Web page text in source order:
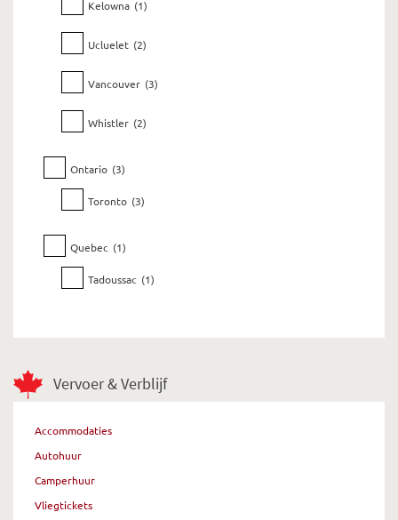
Kelowna (1)
Ucluelet (2)
Vancouver (3)
Whistler (2)
Ontario (3)
Toronto (3)
Quebec (1)
Tadoussac (1)
Vervoer & Verblijf
Accommodaties
Autohuur
Camperhuur
Vliegtickets